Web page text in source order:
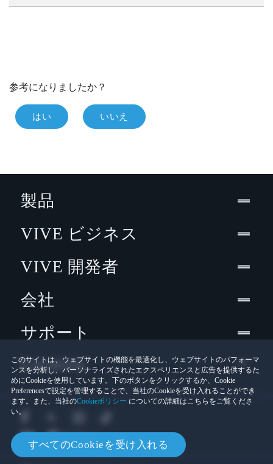
参考になりましたか？
はい いいえ
このサイトは、ウェブサイトの機能を最適化し、ウェブサイトのパフォーマ
ンスを分析し、パーソナライズされたエクスペリエンスと広告を提供するた
めにCookieを使用しています。下のボタンをクリックするか、Cookie
Preferencesで設定を管理することで、当社のCookieを受け入れることができ
ます。また、当社のCookieポリシー についての詳細はこちらをご覧くださ
い。
すべてのCookieを受け入れる
製品
VIVE ビジネス
VIVE 開発者
会社
サポート
Location